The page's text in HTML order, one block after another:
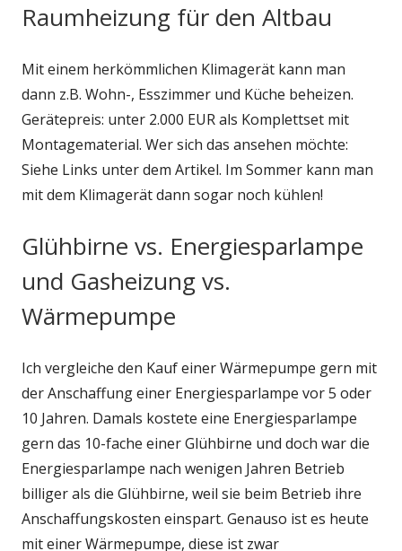
Raumheizung für den Altbau
Mit einem herkömmlichen Klimagerät kann man
dann z.B. Wohn-, Esszimmer und Küche beheizen.
Gerätepreis: unter 2.000 EUR als Komplettset mit
Montagematerial. Wer sich das ansehen möchte:
Siehe Links unter dem Artikel. Im Sommer kann man
mit dem Klimagerät dann sogar noch kühlen!
Glühbirne vs. Energiesparlampe
und Gasheizung vs.
Wärmepumpe
Ich vergleiche den Kauf einer Wärmepumpe gern mit
der Anschaffung einer Energiesparlampe vor 5 oder
10 Jahren. Damals kostete eine Energiesparlampe
gern das 10-fache einer Glühbirne und doch war die
Energiesparlampe nach wenigen Jahren Betrieb
billiger als die Glühbirne, weil sie beim Betrieb ihre
Anschaffungskosten einspart. Genauso ist es heute
mit einer Wärmepumpe, diese ist zwar